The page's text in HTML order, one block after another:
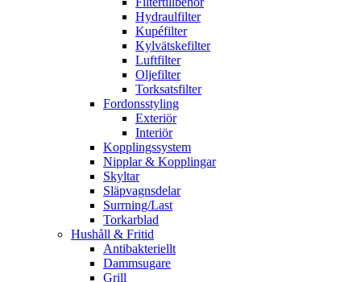
Hydraulfilter
Kupéfilter
Kylvätskefilter
Luftfilter
Oljefilter
Torksatsfilter
Fordonsstyling
Exteriör
Interiör
Kopplingssystem
Nipplar & Kopplingar
Skyltar
Släpvagnsdelar
Surrning/Last
Torkarblad
Hushåll & Fritid
Antibakteriellt​
Dammsugare
Grill